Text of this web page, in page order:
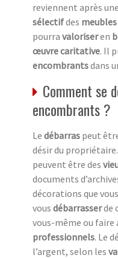
reviennent après une
sélectifdes
pourra valoriseren
œuvre caritative. Il
encombrantsdans
Comment se
encombrants ?
Le débarras peut
désir du
peuvent être des
documents
décorations que
vous débarrasserde
vous-même ou faire
professionnels. Le
l’argent, selon les